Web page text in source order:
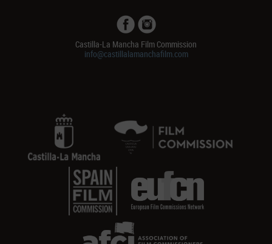
Castilla-La Mancha Film Commission
info@castillalamanchafilm.com